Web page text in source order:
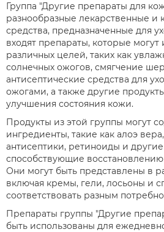
Группа "Другие препараты для
разнообразные лекарственные и
средства, предназначенные для
входят препараты, которые могут
различных целей, таких как
солнечных ожогов, смягчение
антисептические средства для
ожогами, а также другие
улучшения состояния кожи.
Продукты из этой группы могут
ингредиенты, такие как алоэ
антисептики, ретиноиды и
способствующие
Они могут быть представлены в
включая кремы, гели, лосьоны и
соответствовать разным
Препараты группы "Другие
быть использованы для